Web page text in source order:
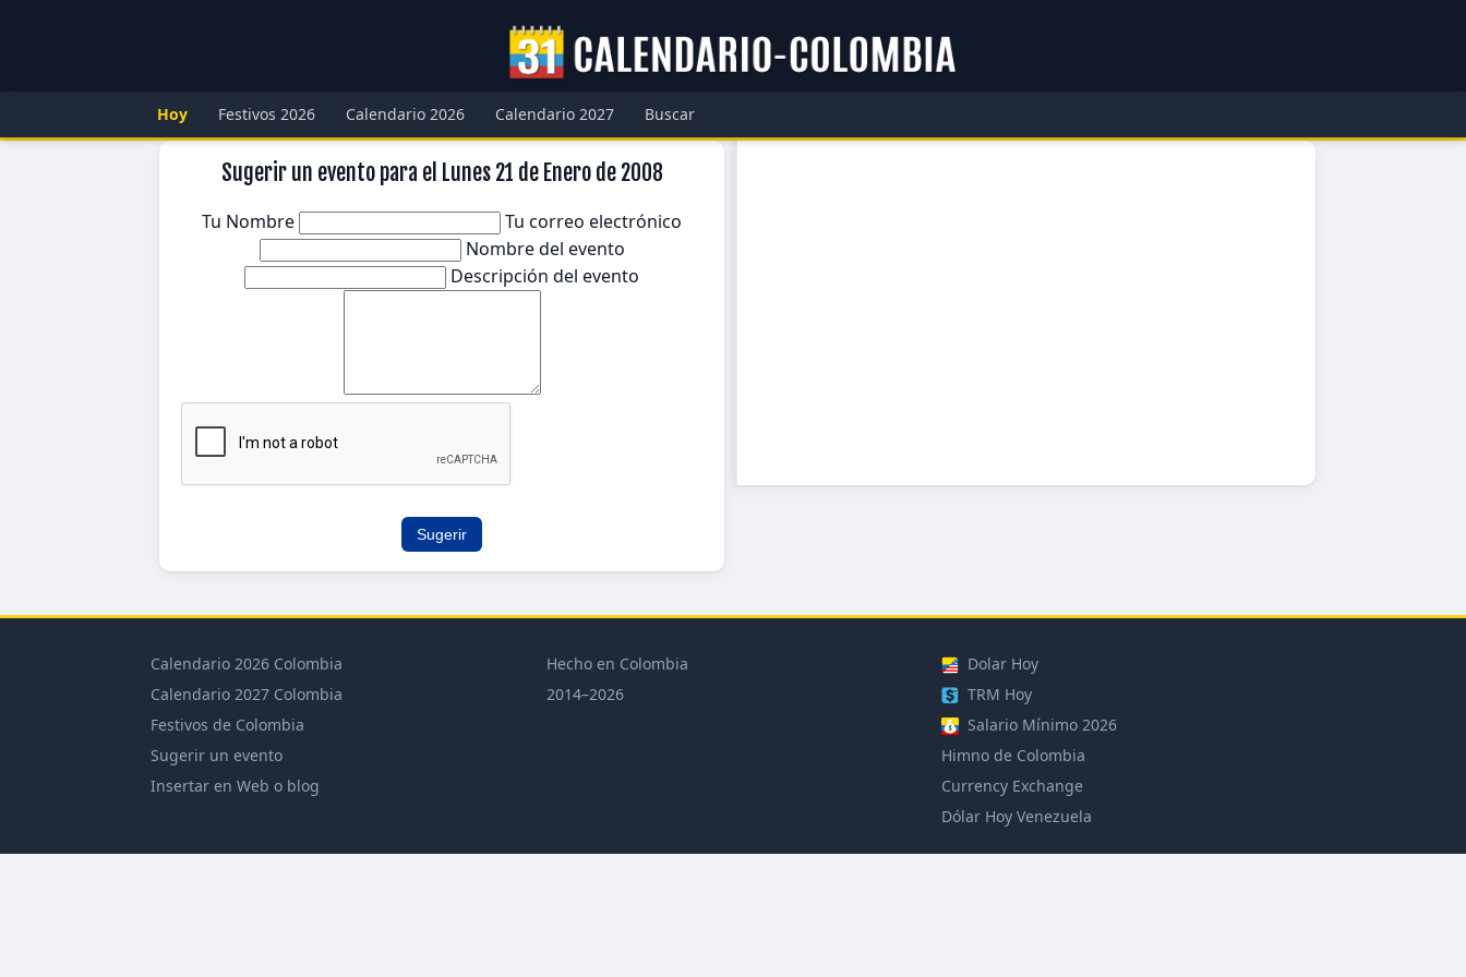
Hoy Festivos 2026 Calendario 2026 Calendario 2027 Buscar
Sugerir un evento para el Lunes 21 de Enero de 2008
Tu Nombre
Tu correo electrónico
Nombre del evento
Descripción del evento
Sugerir
Calendario 2026 Colombia
Calendario 2027 Colombia
Festivos de Colombia
Sugerir un evento
Insertar en Web o blog
Hecho en Colombia
2014–2026
Dolar Hoy
TRM Hoy
Salario Mínimo 2026
Himno de Colombia
Currency Exchange
Dólar Hoy Venezuela